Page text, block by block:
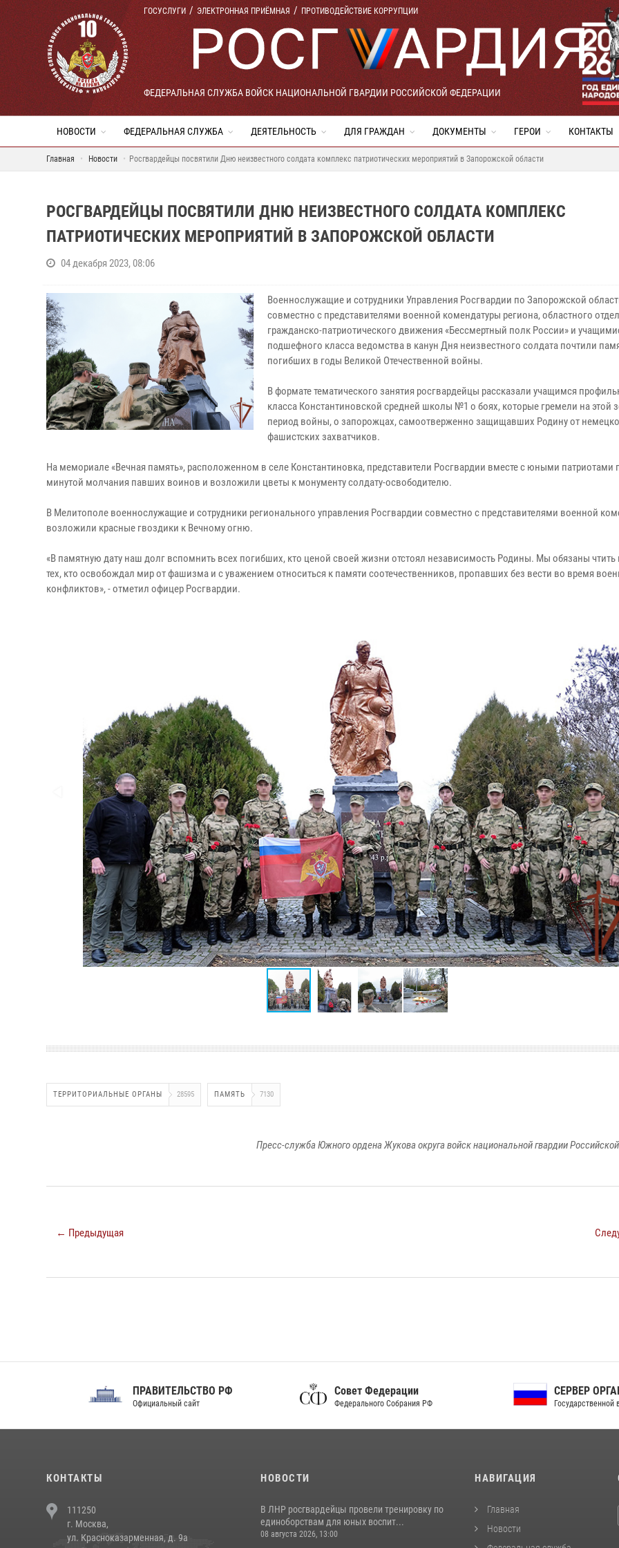
ГОСУСЛУГИ ЭЛЕКТРОННАЯ ПРИЁМНАЯ ПРОТИВОДЕЙСТВИЕ КОРРУПЦИИ
ФЕДЕРАЛЬНАЯ СЛУЖБА ВОЙСК НАЦИОНАЛЬНОЙ ГВАРДИИ РОССИЙСКОЙ ФЕДЕРАЦИИ
НОВОСТИ ФЕДЕРАЛЬНАЯ СЛУЖБА ДЕЯТЕЛЬНОСТЬ ДЛЯ ГРАЖДАН ДОКУМЕНТЫ ГЕРОИ КОНТАКТЫ
Главная Новости Росгвардейцы посвятили Дню неизвестного солдата комплекс патриотических мероприятий в Запорожской области
РОСГВАРДЕЙЦЫ ПОСВЯТИЛИ ДНЮ НЕИЗВЕСТНОГО СОЛДАТА КОМПЛЕКС
ПАТРИОТИЧЕСКИХ МЕРОПРИЯТИЙ В ЗАПОРОЖСКОЙ ОБЛАСТИ
04 декабря 2023, 08:06
Военнослужащие и сотрудники Управления Росгвардии по Запорожской
совместно с представителями военной комендатуры региона, областного
гражданско-патриотического движения «Бессмертный полк России» и
подшефного класса ведомства в канун Дня неизвестного солдата почтили
погибших в годы Великой Отечественной войны.
В формате тематического занятия росгвардейцы рассказали учащимся
класса Константиновской средней школы №1 о боях, которые гремели на этой
период войны, о запорожцах, самоотверженно защищавших Родину от
фашистских захватчиков.
На мемориале «Вечная память», расположенном в селе Константиновка, представители Росгвардии вместе с юными патриотами
минутой молчания павших воинов и возложили цветы к монументу солдату-освободителю.
В Мелитополе военнослужащие и сотрудники регионального управления Росгвардии совместно с представителями военной
возложили красные гвоздики к Вечному огню.
«В памятную дату наш долг вспомнить всех погибших, кто ценой своей жизни отстоял независимость Родины. Мы обязаны чтить
тех, кто освобождал мир от фашизма и с уважением относиться к памяти соотечественников, пропавших без вести во время
конфликтов», - отметил офицер Росгвардии.
ТЕРРИТОРИАЛЬНЫЕ ОРГАНЫ 28595 ПАМЯТЬ 7130
Пресс-служба Южного ордена Жукова округа войск национальной гвардии
← Предыдущая
ПРАВИТЕЛЬСТВО РФ
Официальный сайт
Совет Федерации
Федерального Собрания РФ
СЕРВЕР ОРГАНОВ
Государственной власти РФ
КОНТАКТЫ
111250
г. Москва,
ул. Красноказарменная, д. 9а
НОВОСТИ
В ЛНР росгвардейцы провели тренировку по
единоборствам для юных воспит...
08 августа 2026, 13:00
НАВИГАЦИЯ
Главная
Новости